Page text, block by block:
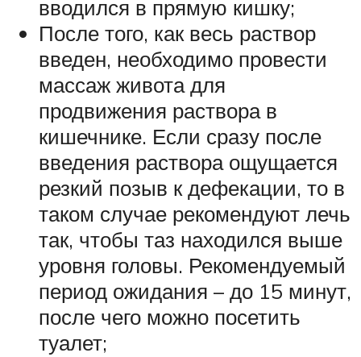
вводился в прямую кишку;
После того, как весь раствор
введен, необходимо провести
массаж живота для
продвижения раствора в
кишечнике. Если сразу после
введения раствора ощущается
резкий позыв к дефекации, то в
таком случае рекомендуют лечь
так, чтобы таз находился выше
уровня головы. Рекомендуемый
период ожидания – до 15 минут,
после чего можно посетить
туалет;